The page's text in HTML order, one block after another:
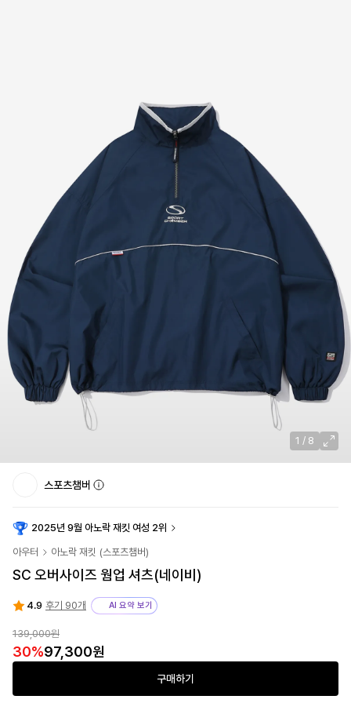
1 / 8
스포츠챔버
2025년 9월 아노락 재킷 여성 2위
아우터 아노락 재킷 (스포츠챔버)
SC 오버사이즈 웜업 셔츠(네이비)
4.9 후기 90개 AI 요약 보기
139,000원
30%97,300원
구매하기